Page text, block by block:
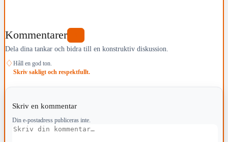
Kommentarer
Dela dina tankar och bidra till en konstruktiv diskussion.
♢ Håll en god ton.
Skriv sakligt och respektfullt.
Skriv en kommentar
Din e-postadress publiceras inte.
Kommentar